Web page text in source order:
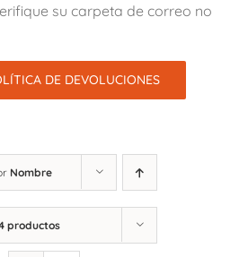
su carpeta de correo no
DE DEVOLUCIONES
Nombre
productos